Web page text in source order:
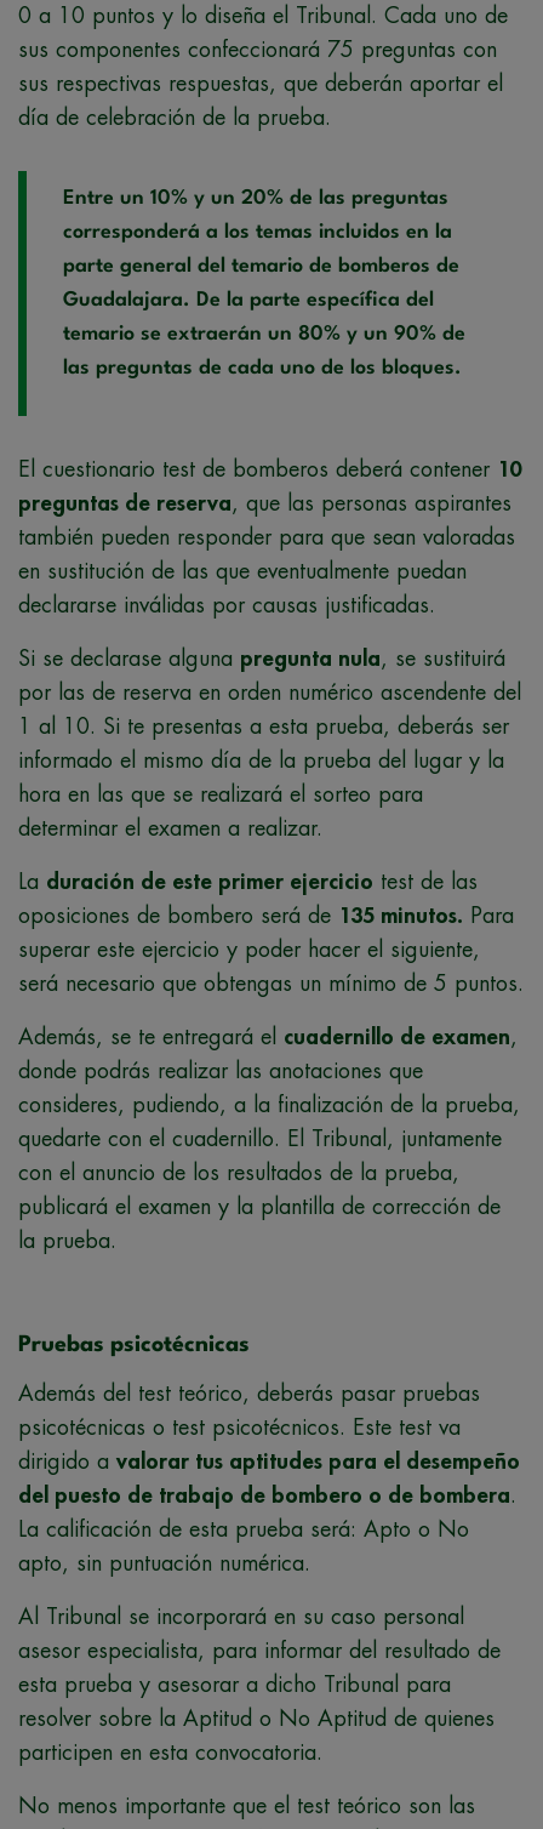
0 a 10 puntos y lo diseña el Tribunal. Cada uno de
sus componentes confeccionará 75 preguntas con
sus respectivas respuestas, que deberán aportar el
día de celebración de la prueba.
Entre un 10% y un 20% de las preguntas
corresponderá a los temas incluidos en la
parte general del temario de bomberos de
Guadalajara. De la parte específica del
temario se extraerán un 80% y un 90% de
las preguntas de cada uno de los bloques.
El cuestionario test de bomberos deberá contener 10
preguntas de reserva, que las personas aspirantes
también pueden responder para que sean valoradas
en sustitución de las que eventualmente puedan
declararse inválidas por causas justificadas.
Si se declarase alguna pregunta nula, se sustituirá
por las de reserva en orden numérico ascendente del
1 al 10. Si te presentas a esta prueba, deberás ser
informado el mismo día de la prueba del lugar y la
hora en las que se realizará el sorteo para
determinar el examen a realizar.
La duración de este primer ejercicio test de las
oposiciones de bombero será de 135 minutos. Para
superar este ejercicio y poder hacer el siguiente,
será necesario que obtengas un mínimo de 5 puntos.
Además, se te entregará el cuadernillo de examen,
donde podrás realizar las anotaciones que
consideres, pudiendo, a la finalización de la prueba,
quedarte con el cuadernillo. El Tribunal, juntamente
con el anuncio de los resultados de la prueba,
publicará el examen y la plantilla de corrección de
la prueba.
Pruebas psicotécnicas
Además del test teórico, deberás pasar pruebas
psicotécnicas o test psicotécnicos. Este test va
dirigido a valorar tus aptitudes para el desempeño
del puesto de trabajo de bombero o de bombera.
La calificación de esta prueba será: Apto o No
apto, sin puntuación numérica.
Al Tribunal se incorporará en su caso personal
asesor especialista, para informar del resultado de
esta prueba y asesorar a dicho Tribunal para
resolver sobre la Aptitud o No Aptitud de quienes
participen en esta convocatoria.
No menos importante que el test teórico son las